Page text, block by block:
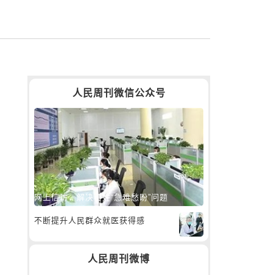
人民周刊微信公众号
网上信访，解决百姓“急难愁盼”问题
不断提升人民群众就医获得感
人民周刊微博